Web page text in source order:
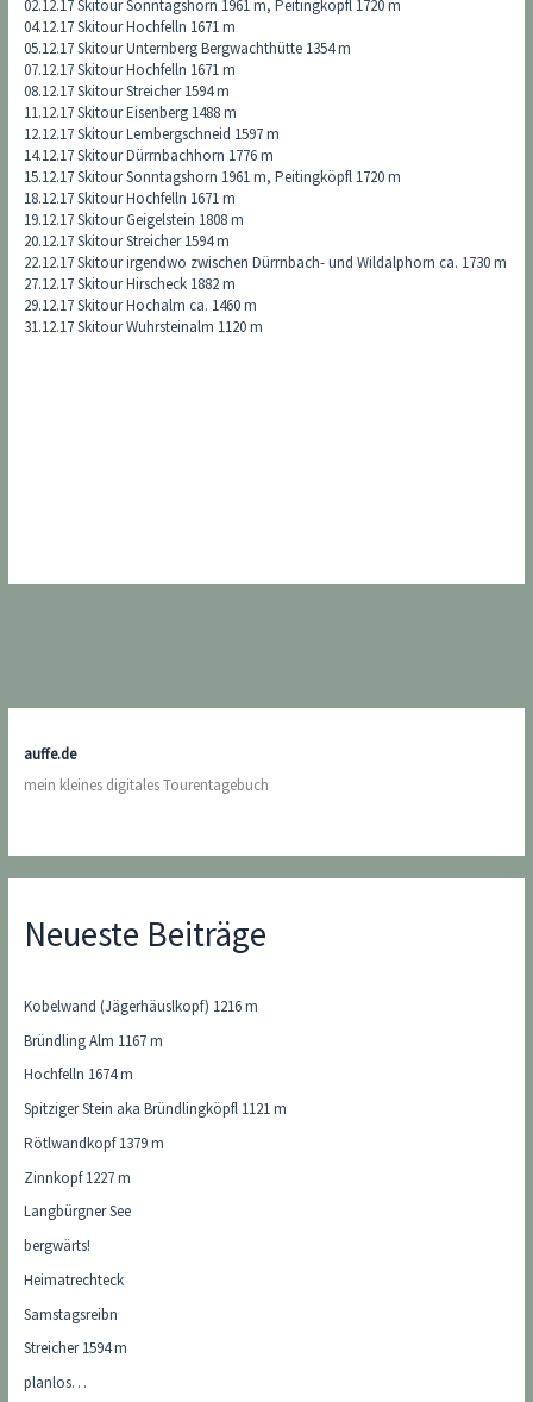
02.12.17 Skitour Sonntagshorn 1961 m, Peitingköpfl 1720 m
04.12.17 Skitour Hochfelln 1671 m
05.12.17 Skitour Unternberg Bergwachthütte 1354 m
07.12.17 Skitour Hochfelln 1671 m
08.12.17 Skitour Streicher 1594 m
11.12.17 Skitour Eisenberg 1488 m
12.12.17 Skitour Lembergschneid 1597 m
14.12.17 Skitour Dürrnbachhorn 1776 m
15.12.17 Skitour Sonntagshorn 1961 m, Peitingköpfl 1720 m
18.12.17 Skitour Hochfelln 1671 m
19.12.17 Skitour Geigelstein 1808 m
20.12.17 Skitour Streicher 1594 m
22.12.17 Skitour irgendwo zwischen Dürrnbach- und Wildalphorn ca. 1730 m
27.12.17 Skitour Hirscheck 1882 m
29.12.17 Skitour Hochalm ca. 1460 m
31.12.17 Skitour Wuhrsteinalm 1120 m
auffe.de
mein kleines digitales Tourentagebuch
Neueste Beiträge
Kobelwand (Jägerhäuslkopf) 1216 m
Bründling Alm 1167 m
Hochfelln 1674 m
Spitziger Stein aka Bründlingköpfl 1121 m
Rötlwandkopf 1379 m
Zinnkopf 1227 m
Langbürgner See
bergwärts!
Heimatrechteck
Samstagsreibn
Streicher 1594 m
planlos…